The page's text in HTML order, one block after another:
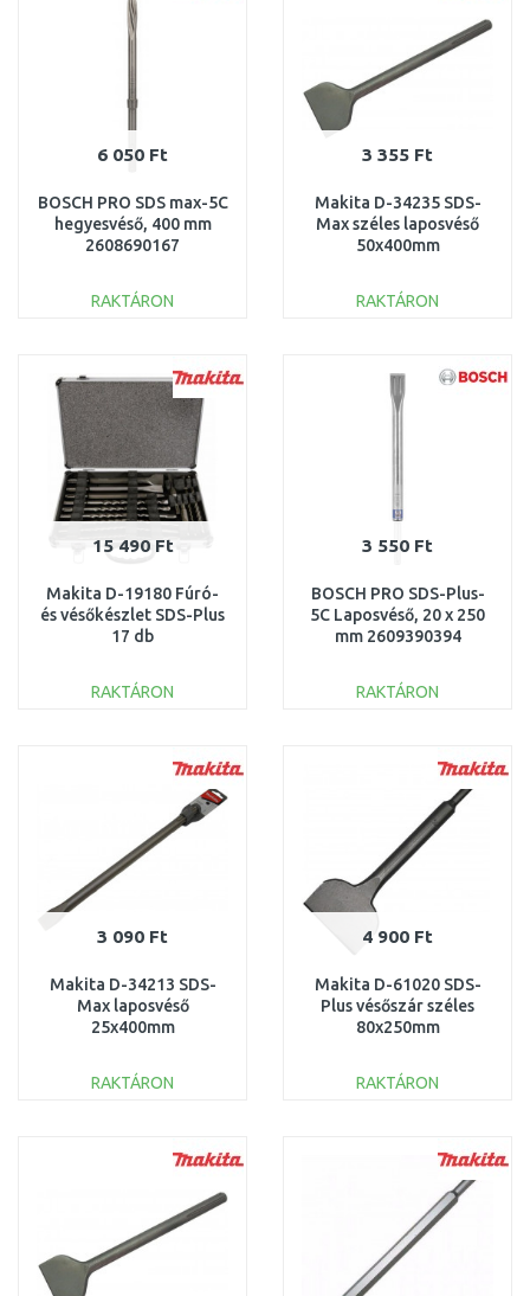
6 050 Ft
BOSCH PRO SDS max-5C
hegyesvéső, 400 mm
2608690167
RAKTÁRON
Összehasonlítás
3 355 Ft
Makita D-34235 SDS-
Max széles laposvéső
50x400mm
RAKTÁRON
Összehasonlítás
15 490 Ft
Makita D-19180 Fúró-
és vésőkészlet SDS-Plus
17 db
RAKTÁRON
Összehasonlítás
3 550 Ft
BOSCH PRO SDS-Plus-
5C Laposvéső, 20 x 250
mm 2609390394
RAKTÁRON
Összehasonlítás
3 090 Ft
Makita D-34213 SDS-
Max laposvéső
25x400mm
RAKTÁRON
Összehasonlítás
4 900 Ft
Makita D-61020 SDS-
Plus vésőszár széles
80x250mm
RAKTÁRON
Összehasonlítás